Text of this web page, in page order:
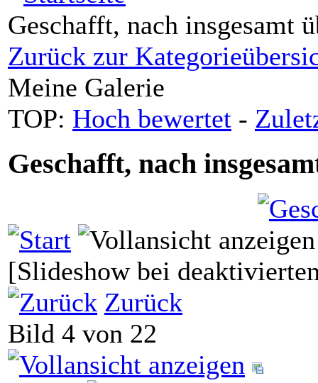
Geschafft, nach insgesamt
Zurück zur
Meine Galerie
TOP: Hoch bewertet -
Geschafft, nach
[Slideshow bei
Zurück
Bild 4 von 22